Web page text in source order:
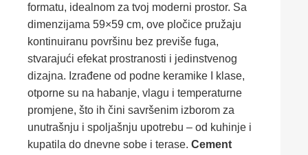
formatu, idealnom za tvoj moderni prostor. Sa
dimenzijama 59×59 cm, ove pločice pružaju
kontinuiranu površinu bez previše fuga,
stvarajući efekat prostranosti i jedinstvenog
dizajna. Izrađene od podne keramike I klase,
otporne su na habanje, vlagu i temperaturne
promjene, što ih čini savršenim izborom za
unutrašnju i spoljašnju upotrebu – od kuhinje i
kupatila do dnevne sobe i terase. Cement